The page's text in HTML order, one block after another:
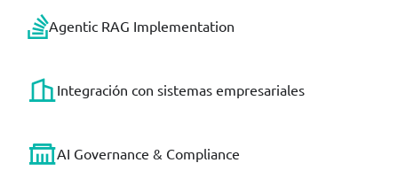
Agentic RAG Implementation
Integración con sistemas empresariales
AI Governance & Compliance